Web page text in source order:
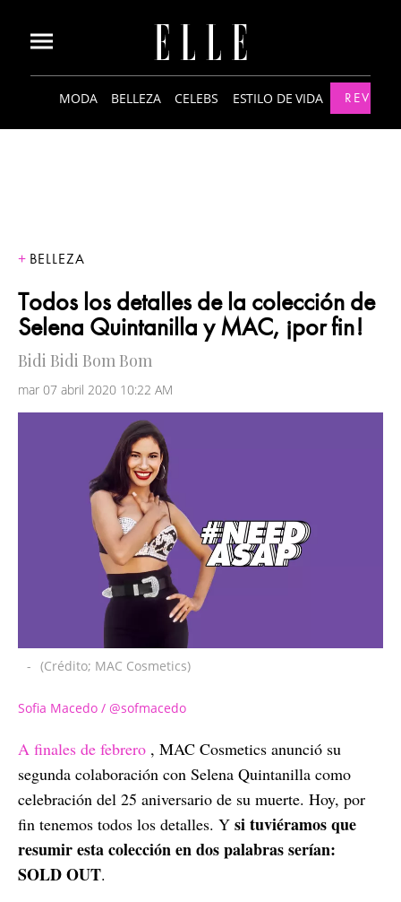
MODA BELLEZA CELEBS ESTILO DE VIDA
BELLEZA
Todos los detalles de la colección de
Selena Quintanilla y MAC, ¡por fin!
Bidi Bidi Bom Bom
mar 07 abril 2020 10:22 AM
- (Crédito; MAC Cosmetics)
Sofia Macedo / @sofmacedo
A finales de febrero , MAC Cosmetics anunció su
segunda colaboración con Selena Quintanilla como
celebración del 25 aniversario de su muerte. Hoy, por
fin tenemos todos los detalles. Y si tuviéramos que
resumir esta colección en dos palabras serían:
SOLD OUT.